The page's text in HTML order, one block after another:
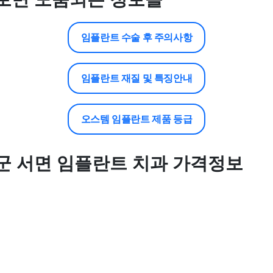
임플란트 수술 후 주의사항
임플란트 재질 및 특징안내
오스템 임플란트 제품 등급
서면 임플란트 치과 가격정보